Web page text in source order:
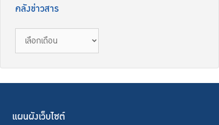
คลังข่าวสาร
แผนผังเว็บไซต์